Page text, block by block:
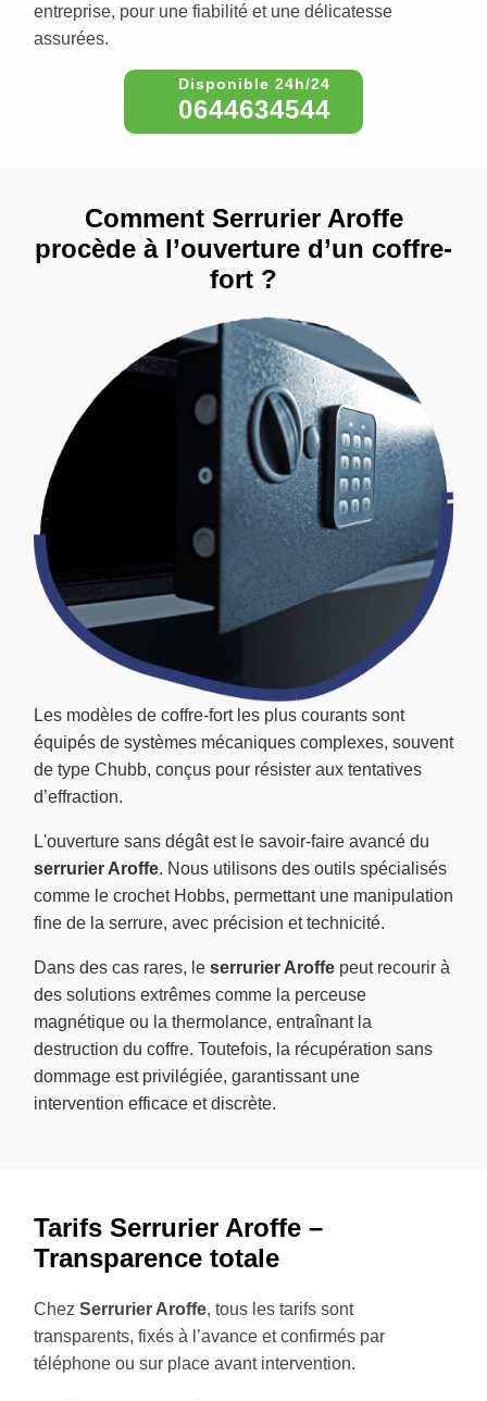
entreprise, pour une fiabilité et une délicatesse
assurées.
0644634544
Les modèles de coffre-fort les plus courants sont
équipés de systèmes mécaniques complexes, souvent
de type Chubb, conçus pour résister aux tentatives
d’effraction.
L'ouverture sans dégât est le savoir-faire avancé du
serrurier Aroffe. Nous utilisons des outils spécialisés
comme le crochet Hobbs, permettant une manipulation
fine de la serrure, avec précision et technicité.
Dans des cas rares, le serrurier Aroffe peut recourir à
des solutions extrêmes comme la perceuse
magnétique ou la thermolance, entraînant la
destruction du coffre. Toutefois, la récupération sans
dommage est privilégiée, garantissant une
intervention efficace et discrète.
Comment Serrurier Aroffe
procède à l’ouverture d’un coffre-
fort ?
Tarifs Serrurier Aroffe –
Transparence totale
Chez Serrurier Aroffe, tous les tarifs sont
transparents, fixés à l’avance et confirmés par
téléphone ou sur place avant intervention.